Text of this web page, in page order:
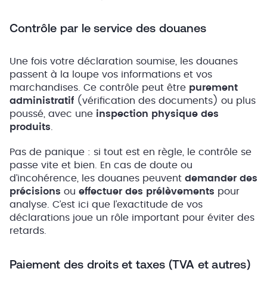
Contrôle par le service des douanes
Une fois votre déclaration soumise, les douanes
passent à la loupe vos informations et vos
marchandises. Ce contrôle peut être purement
administratif (vérification des documents) ou plus
poussé, avec une inspection physique des
produits
Pas de panique : si tout est en règle, le contrôle se
passe vite et bien. En cas de doute ou
d’incohérence, les douanes peuvent demander des
précisions ou effectuer des prélèvements pour
analyse. C’est ici que l’exactitude de vos
déclarations joue un rôle important pour éviter des
retards.
Paiement des droits et taxes (TVA et autres)